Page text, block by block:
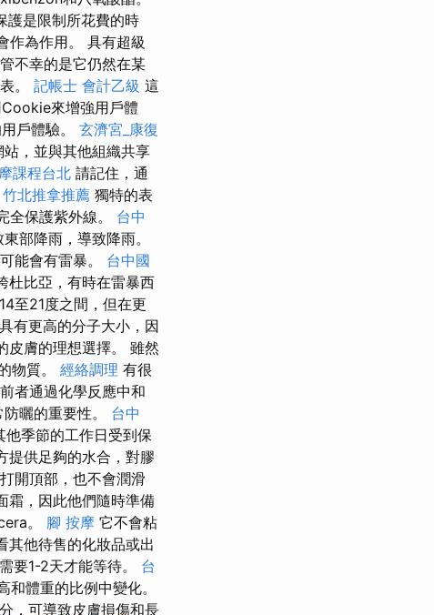
護是限制所花費的時
作為作用。 具有超級
不幸的是它仍然在某
。 記帳士 會計乙級 這
來增強用戶體
戶體驗。 玄濟宮_康復
，並與其他組織共享
課程台北 請記住，通
竹北推拿推薦 獨特的表
全保護紫外線。 台中
部降雨，導致降雨。
能會有雷暴。 台中國
杜比亞，有時在雷暴西
至21度之間，但在更
有更高的分子大小，因
皮膚的理想選擇。 雖然
物質。 經絡調理 有很
前者通過化學反應中和
曬的重要性。 台中
季節的工作日受到保
提供足夠的水合，對膠
開頂部，也不會潤滑
霜，因此他們隨時準備
。 腳 按摩 它不會粘
其他待售的化妝品或出
要1-2天才能等待。 台
體重的比例中變化。
，可導致皮膚損傷和長